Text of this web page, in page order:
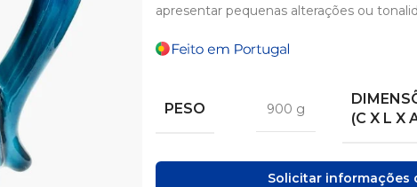
apresentar pequenas alterações ou
PESO 900 g
(C X L X
Solicitar informações